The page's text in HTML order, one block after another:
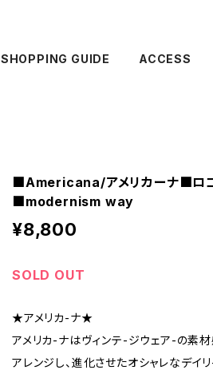
SHOPPING GUIDE ACCESS
■Americana/アメリカーナ■ロ
■modernism way
¥8,800
SOLD OUT
★アメリカ-ナ★
アメリカ-ナはヴィンテ-ジウェア-の素
アレンジし、進化させたオシャレなデイリ